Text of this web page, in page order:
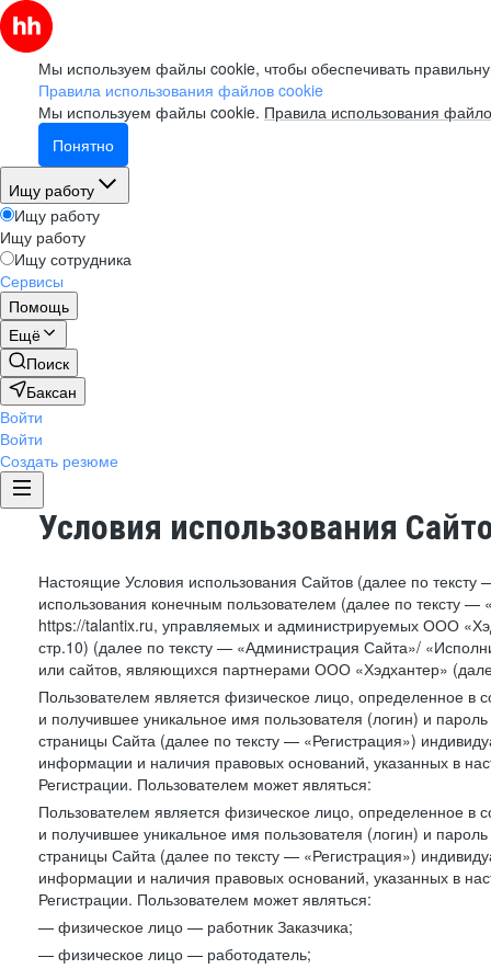
Мы используем файлы cookie, чтобы обеспечивать
Правила использования файлов cookie
Мы используем файлы cookie. Правила использования
Понятно
Ищу работу
Ищу работу
Ищу работу
Ищу сотрудника
Сервисы
Помощь
Ещё
Поиск
Баксан
Войти
Войти
Создать резюме
Условия использования
Настоящие Условия использования Сайтов (далее по
использования конечным пользователем (далее по тексту
https://talantix.ru, управляемых и администрируемых ООО
стр.10) (далее по тексту — «Администрация Сайта»/
или сайтов, являющихся партнерами ООО «Хэдхантер»
Пользователем является физическое лицо, определенное в
и получившее уникальное имя пользователя (логин) и
страницы Сайта (далее по тексту — «Регистрация»)
информации и наличия правовых оснований, указанных в
Регистрации. Пользователем может являться:
Пользователем является физическое лицо, определенное в
и получившее уникальное имя пользователя (логин) и
страницы Сайта (далее по тексту — «Регистрация»)
информации и наличия правовых оснований, указанных в
Регистрации. Пользователем может являться:
— физическое лицо — работник Заказчика;
— физическое лицо — работодатель;